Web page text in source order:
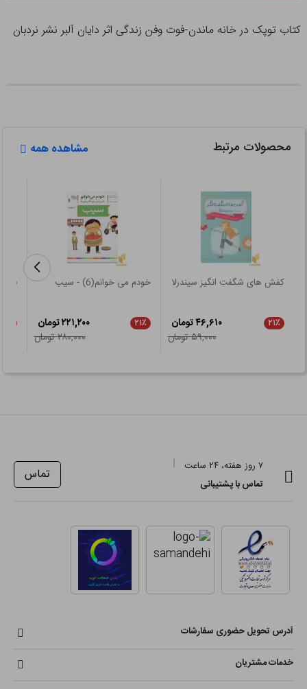
کتاب توپک در خانه ماندن-فوت وفن زندگی اثر دایان آلبر نشر نردبان
محصولات مرتبط مشاهده همه
کفش های شگفت انگیز سیندرلا
۲۱٪
۴۶,۶۱۰ تومان
۵۹,۰۰۰ تومان
خودم می خوانم(6) - سیب
۲۱٪
۲۲۱,۲۰۰ تومان
۲۸۰,۰۰۰ تومان
۷ روز هفته، ۲۴ ساعت
تماس با پشتیبانی
تماس
آدرس تحویل حضوری سفارشات
خدمات مشتریان